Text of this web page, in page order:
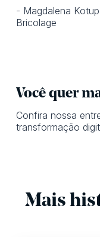
- Magdalena
Bricolage
Você quer
Confira nossa
transformação
Mais